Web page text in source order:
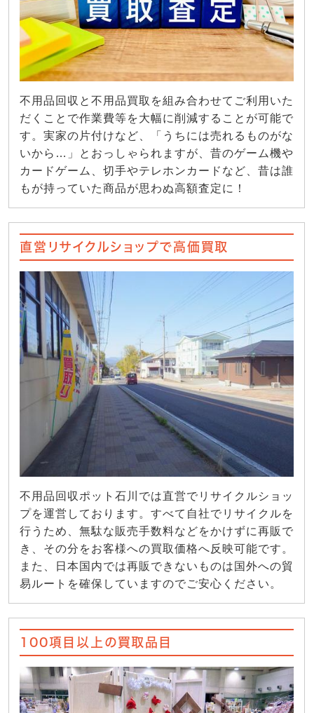
不用品回収と不用品買取を組み合わせてご利用いた
だくことで作業費等を大幅に削減することが可能で
す。実家の片付けなど、「うちには売れるものがな
いから…」とおっしゃられますが、昔のゲーム機や
カードゲーム、切手やテレホンカードなど、昔は誰
もが持っていた商品が思わぬ高額査定に！
直営リサイクルショップで高価買取
不用品回収ポット石川では直営でリサイクルショッ
プを運営しております。すべて自社でリサイクルを
行うため、無駄な販売手数料などをかけずに再販で
き、その分をお客様への買取価格へ反映可能です。
また、日本国内では再販できないものは国外への貿
易ルートを確保していますのでご安心ください。
100項目以上の買取品目